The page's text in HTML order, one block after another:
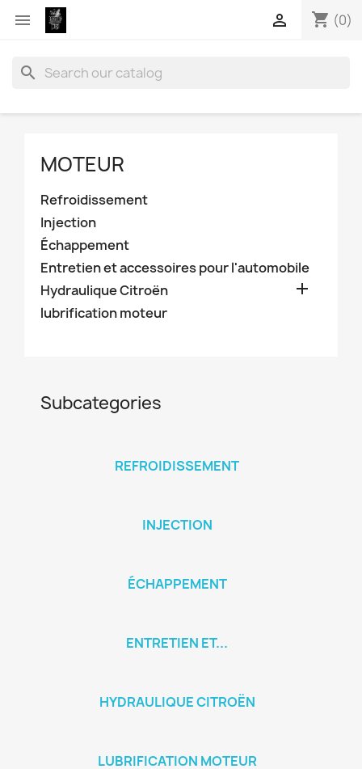
 shopping_cart (0)

search
MOTEUR
Refroidissement
Injection
Échappement
Entretien et accessoires pour l'automobile
Hydraulique Citroën

lubrification moteur
Subcategories
REFROIDISSEMENT
INJECTION
ÉCHAPPEMENT
ENTRETIEN ET...
HYDRAULIQUE CITROËN
LUBRIFICATION MOTEUR